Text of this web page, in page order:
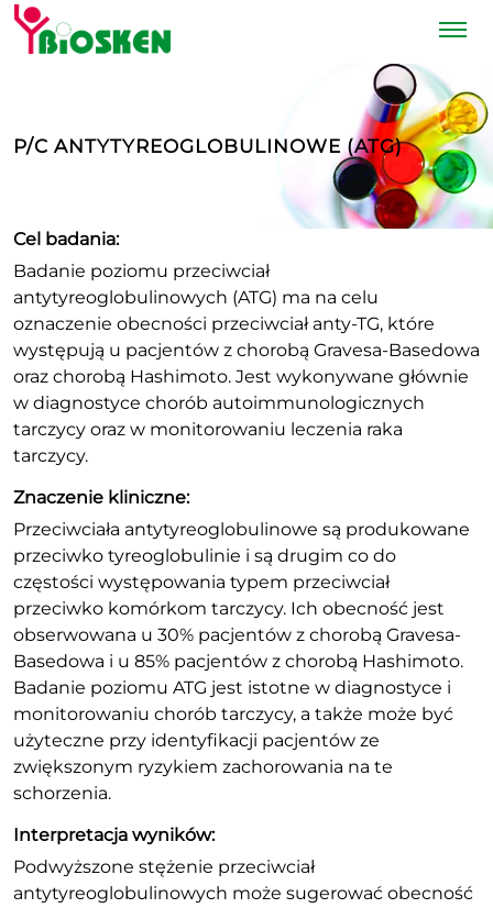
P/C ANTYTYREOGLOBULINOWE (ATG)
Cel badania:
Badanie poziomu przeciwciał
antytyreoglobulinowych (ATG) ma na celu
oznaczenie obecności przeciwciał anty-TG, które
występują u pacjentów z chorobą Gravesa-Basedowa
oraz chorobą Hashimoto. Jest wykonywane głównie
w diagnostyce chorób autoimmunologicznych
tarczycy oraz w monitorowaniu leczenia raka
tarczycy.
Znaczenie kliniczne:
Przeciwciała antytyreoglobulinowe są produkowane
przeciwko tyreoglobulinie i są drugim co do
częstości występowania typem przeciwciał
przeciwko komórkom tarczycy. Ich obecność jest
obserwowana u 30% pacjentów z chorobą Gravesa-
Basedowa i u 85% pacjentów z chorobą Hashimoto.
Badanie poziomu ATG jest istotne w diagnostyce i
monitorowaniu chorób tarczycy, a także może być
użyteczne przy identyfikacji pacjentów ze
zwiększonym ryzykiem zachorowania na te
schorzenia.
Interpretacja wyników:
Podwyższone stężenie przeciwciał
antytyreoglobulinowych może sugerować obecność